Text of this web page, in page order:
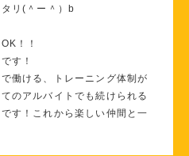
リ(＾ー＾）b
！！
す！
働ける、トレーニング体制が
のアルバイトでも続けられる
す！これから楽しい仲間と一